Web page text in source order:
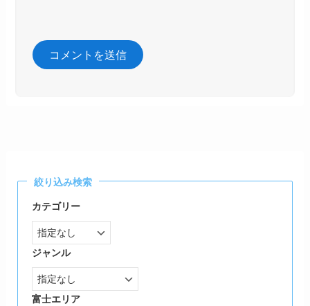
絞り込み検索
カテゴリー
ジャンル
富士エリア